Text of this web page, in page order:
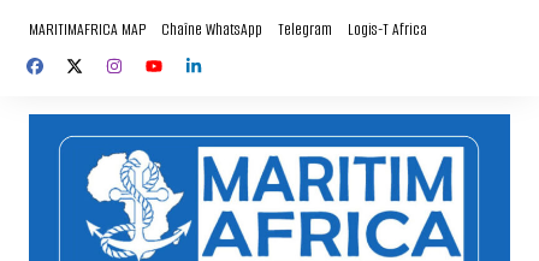
contenu
MARITIMAFRICA MAP Chaîne WhatsApp Telegram Logis-T Africa